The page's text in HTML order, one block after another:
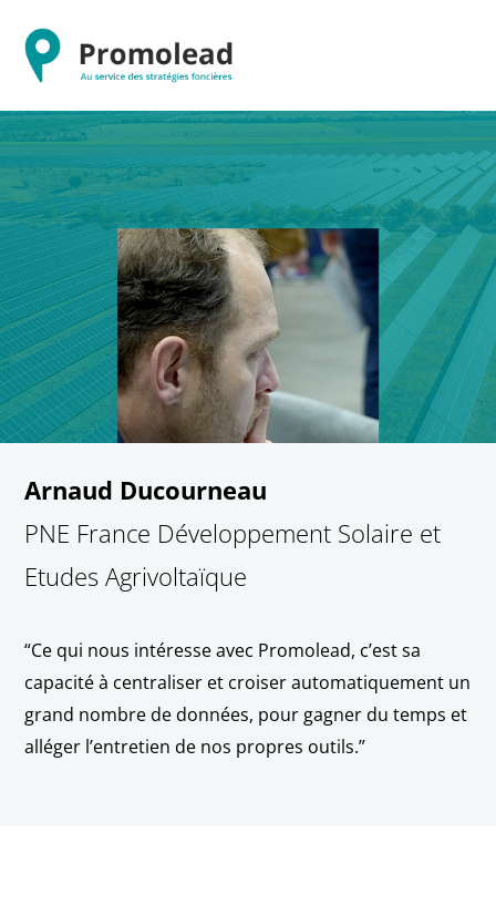
Arnaud Ducourneau
PNE France Développement Solaire et
Etudes Agrivoltaïque
“Ce qui nous intéresse avec Promolead, c’est sa
capacité à centraliser et croiser automatiquement un
grand nombre de données, pour gagner du temps et
alléger l’entretien de nos propres outils.”